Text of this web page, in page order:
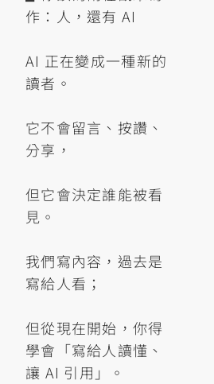
作：人，還有 AI
AI 正在變成一種新的
讀者。
它不會留言、按讚、
分享，
但它會決定誰能被看
見。
我們寫內容，過去是
寫給人看；
但從現在開始，你得
學會「寫給人讀懂、
讓 AI 引用」。